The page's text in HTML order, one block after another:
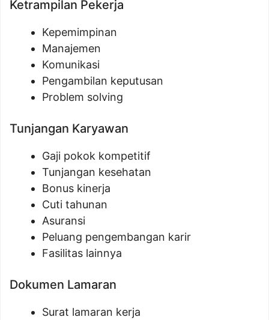
Ketrampilan Pekerja
Kepemimpinan
Manajemen
Komunikasi
Pengambilan keputusan
Problem solving
Tunjangan Karyawan
Gaji pokok kompetitif
Tunjangan kesehatan
Bonus kinerja
Cuti tahunan
Asuransi
Peluang pengembangan karir
Fasilitas lainnya
Dokumen Lamaran
Surat lamaran kerja